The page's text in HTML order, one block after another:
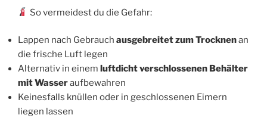
So vermeidest du die Gefahr:
Lappen nach Gebrauch ausgebreitet zum Trocknenan
die frische Luft legen
Alternativ in einem luftdicht verschlossenen Behälter
mit Wasseraufbewahren
Keinesfalls knüllen oder in geschlossenen Eimern
liegen lassen